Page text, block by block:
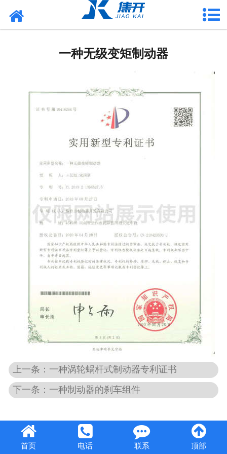
项目案例
媒体中心
联系焦开
一种无级变矩制动器
上一条：一种涡轮蜗杆式制动器专利证书
下一条：一种制动器的刹车组件
首页 电话 联系 顶部
豫公网安备41082302410947号